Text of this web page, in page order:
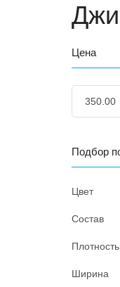
Цена
Подбор
Цвет
Состав
Плотность
Ширина